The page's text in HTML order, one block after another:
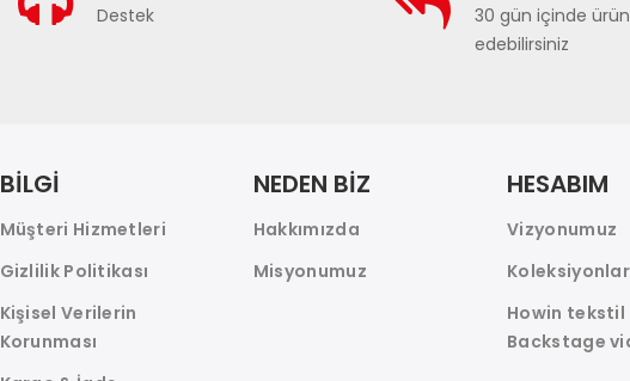
Destek
30 gün içinde
edebilirsiniz
BİLGİ
Müşteri Hizmetleri
Gizlilik Politikası
Kişisel Verilerin
Korunması
NEDEN BİZ
Hakkımızda
Misyonumuz
HESABIM
Vizyonumuz
Koleksiyonlar
Howin tekstil
Backstage